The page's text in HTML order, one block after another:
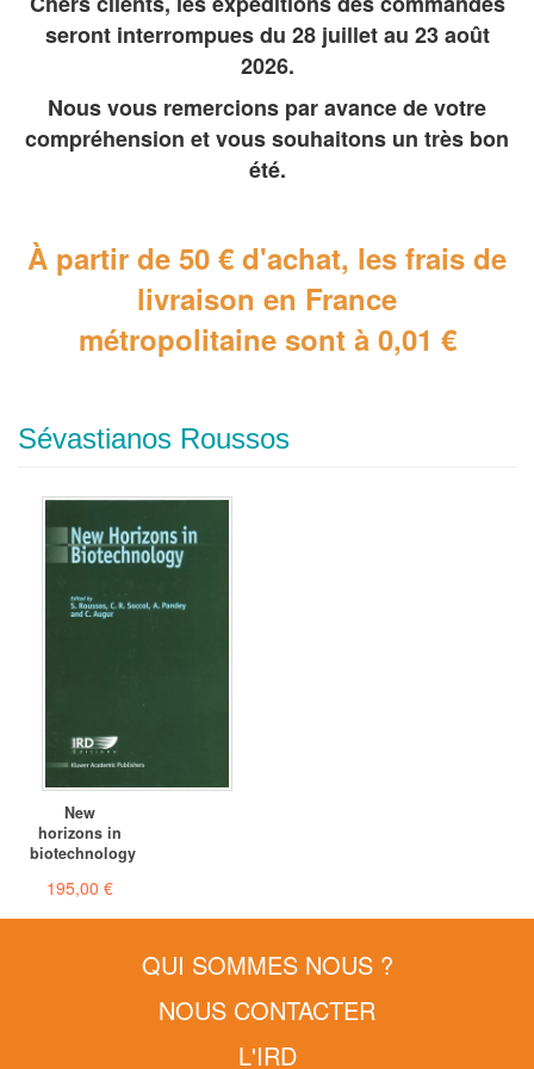
seront interrompues du 28 juillet au 23 août
2026.
Nous vous remercions par avance de votre
compréhension et vous souhaitons un très bon
été.
À partir de 50 € d'achat, les frais de
livraison en France
métropolitainesont à 0,01 €
Sévastianos Roussos
New
horizons in
biotechnology
195,00 €
QUI SOMMES NOUS ?
NOUS CONTACTER
L'IRD